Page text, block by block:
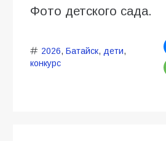
Фото детского сада.
2026, Батайск, дети,
конкурс